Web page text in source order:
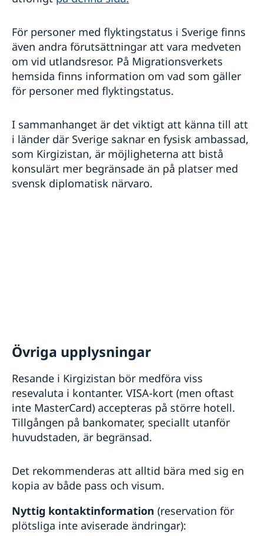
För personer med flyktingstatus i Sverige finns
även andra förutsättningar att vara medveten
om vid utlandsresor. På Migrationsverkets
hemsida finns information om vad som gäller
för personer med flyktingstatus.
I sammanhanget är det viktigt att känna till att
i länder där Sverige saknar en fysisk ambassad,
som Kirgizistan, är möjligheterna att bistå
konsulärt mer begränsade än på platser med
svensk diplomatisk närvaro.
Övriga upplysningar
Resande i Kirgizistan bör medföra viss
resevaluta i kontanter. VISA-kort (men oftast
inte MasterCard) accepteras på större hotell.
Tillgången på bankomater, speciallt utanför
huvudstaden, är begränsad.
Det rekommenderas att alltid bära med sig en
kopia av både pass och visum.
Nyttig kontaktinformation (reservation för
plötsliga inte aviserade ändringar):